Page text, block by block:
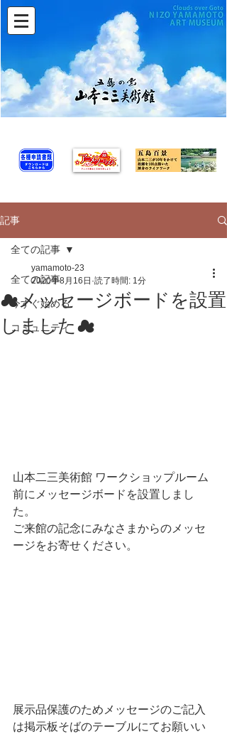
記事
全ての記事
今すぐ始める
コミュニティ
全ての記事
☁メッセージボードを設置
しました☁
yamamoto-23
2020年8月16日 読了時間: 1分
山本二三美術館 ワークショップルーム
前にメッセージボードを設置しまし
た。
ご来館の記念にみなさまからのメッセ
ージをお寄せください。
展示品保護のためメッセージのご記入
は掲示板そばのテーブルにてお願いい